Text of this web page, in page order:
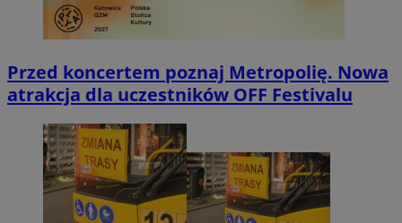
Przed koncertem poznaj Metropolię. Nowa
atrakcja dla uczestników OFF Festivalu